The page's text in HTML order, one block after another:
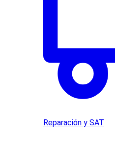
Reparación y SAT